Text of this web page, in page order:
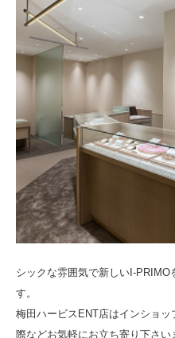
シックな雰囲気で新しいI-PRIMO
す。
梅田ハービスENT店はインショ
際などお気軽にお立ち寄り下さ